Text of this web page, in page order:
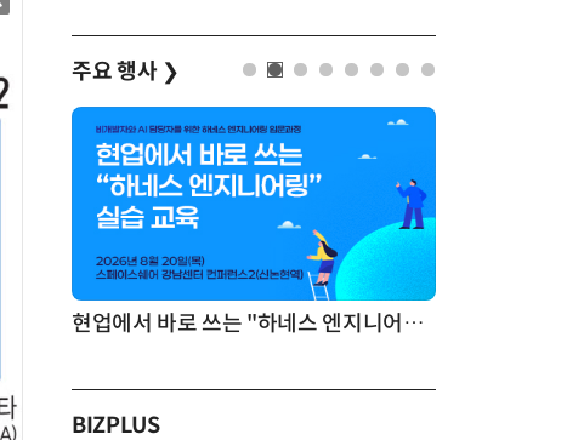
주요 행사 ❯
현업에서 바로 쓰는 "하네스 엔지니어링" 실습 교육
BIZPLUS